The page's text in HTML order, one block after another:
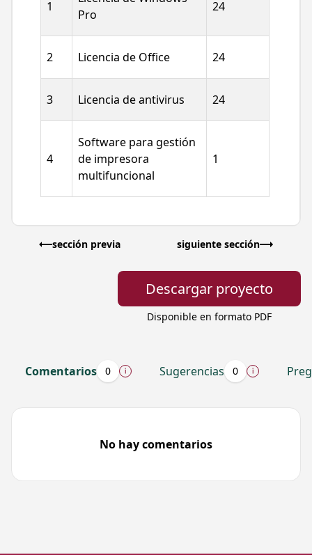
1
Pro
24
2 Licencia de Office 24
3 Licencia de antivirus 24
4
Software para gestión
de impresora
multifuncional
1
sección previa siguiente sección
Descargar proyecto
Disponible en formato PDF
Comentarios 0 Sugerencias 0
No hay comentarios
Iniciar
Contraseña